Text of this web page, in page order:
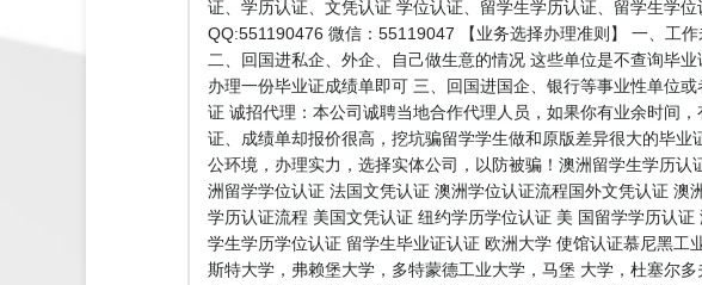
证、学历认证、文凭认证 学位认证、留学生学历认证、留学生学
QQ:551190476 微信：55119047 【业务选择办理准则】 一、工
二、回国进私企、外企、自己做生意的情况 这些单位是不查询毕
办理一份毕业证成绩单即可 三、回国进国企、银行等事业性单位
证 诚招代理：本公司诚聘当地合作代理人员，如果你有业余时间
证、成绩单却报价很高，挖坑骗留学学生做和原版差异很大的毕
公环境，办理实力，选择实体公司，以防被骗！澳洲留学生学历
洲留学学位认证 法国文凭认证 澳洲学位认证流程国外文凭认证
学历认证流程 美国文凭认证 纽约学历学位认证 美 国留学学历认
学生学历学位认证 留学生毕业证认证 欧洲大学 使馆认证慕尼黑
斯特大学，弗赖堡大学，多特蒙德工业大学，马堡 大学，杜塞尔